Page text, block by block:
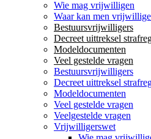
Wie mag vrijwilligen
Waar kan men
Bestuursvrijwilligers
Decreet uittreksel
Modeldocumenten
Veel gestelde vragen
Bestuursvrijwilligers
Decreet uittreksel
Modeldocumenten
Veel gestelde vragen
Veelgestelde vragen
Vrijwilligerswet